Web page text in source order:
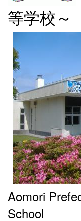
等学校～
Aomori